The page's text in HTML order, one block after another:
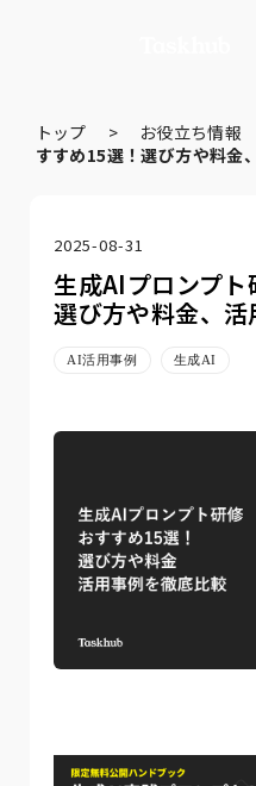
トップ > お役立ち情報
すすめ15選！選び方や料金
2025-08-31
生成AIプロンプト
選び方や料金、
AI活用事例 生成AI